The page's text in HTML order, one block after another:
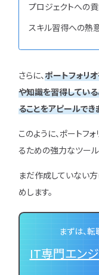
プロジェクトへの
スキル習得への熱
さらに、ポートフォリ
や知識を習得している
ることをアピールでき
このように、ポートフ
るための強力なツール
まだ作成していない
めします。
まずは、
IT専門エン